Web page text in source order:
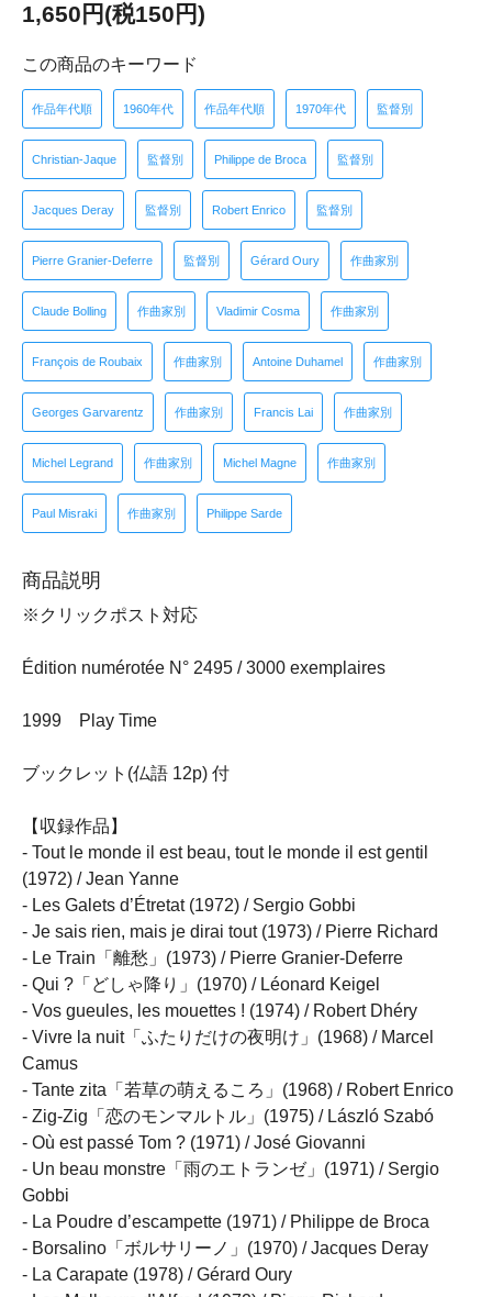
1,650円(税150円)
この商品のキーワード
作品年代順 1960年代 作品年代順 1970年代 監督別
Christian-Jaque 監督別 Philippe de Broca 監督別
Jacques Deray 監督別 Robert Enrico 監督別
Pierre Granier-Deferre 監督別 Gérard Oury 作曲家別
Claude Bolling 作曲家別 Vladimir Cosma 作曲家別
François de Roubaix 作曲家別 Antoine Duhamel 作曲家別
Georges Garvarentz 作曲家別 Francis Lai 作曲家別
Michel Legrand 作曲家別 Michel Magne 作曲家別
Paul Misraki 作曲家別 Philippe Sarde
商品説明
※クリックポスト対応
Édition numérotée N° 2495 / 3000 exemplaires
1999 Play Time
ブックレット(仏語 12p) 付
【収録作品】
- Tout le monde il est beau, tout le monde il est gentil
(1972) / Jean Yanne
- Les Galets d’Étretat (1972) / Sergio Gobbi
- Je sais rien, mais je dirai tout (1973) / Pierre Richard
- Le Train「離愁」(1973) / Pierre Granier-Deferre
- Qui ?「どしゃ降り」(1970) / Léonard Keigel
- Vos gueules, les mouettes ! (1974) / Robert Dhéry
- Vivre la nuit「ふたりだけの夜明け」(1968) / Marcel
Camus
- Tante zita「若草の萌えるころ」(1968) / Robert Enrico
- Zig-Zig「恋のモンマルトル」(1975) / László Szabó
- Où est passé Tom ? (1971) / José Giovanni
- Un beau monstre「雨のエトランゼ」(1971) / Sergio
Gobbi
- La Poudre d’escampette (1971) / Philippe de Broca
- Borsalino「ボルサリーノ」(1970) / Jacques Deray
- La Carapate (1978) / Gérard Oury